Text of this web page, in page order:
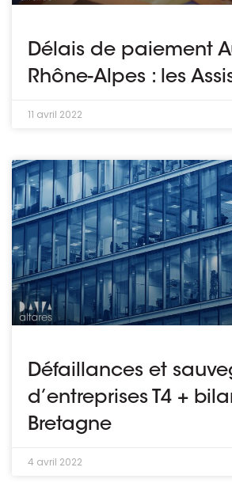
Délais de paiement
Rhône-Alpes : les
11 avril 2022
Défaillances et
d’entreprises T4 +
Bretagne
4 avril 2022